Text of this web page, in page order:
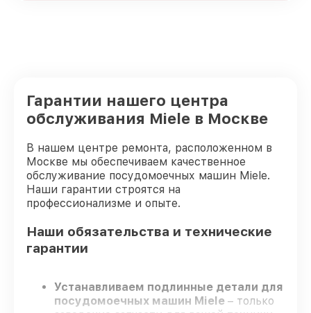
Гарантии нашего центра
обслуживания Miele в Москве
В нашем центре ремонта, расположенном в
Москве мы обеспечиваем качественное
обслуживание посудомоечных машин Miele.
Наши гарантии строятся на
профессионализме и опыте.
Наши обязательства и технические
гарантии
Устанавливаем подлинные детали для
посудомоечных машин Miele – только